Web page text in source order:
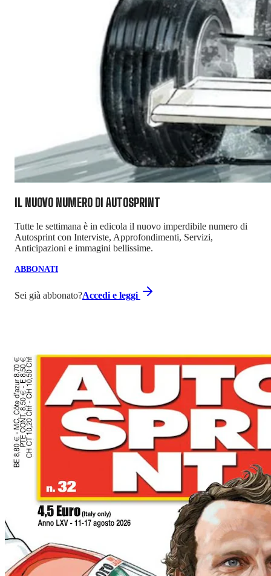
IL NUOVO NUMERO DI AUTOSPRINT
Tutte le settimana è in edicola il nuovo imperdibile numero di
Autosprint con Interviste, Approfondimenti, Servizi,
Anticipazioni e immagini bellissime.
ABBONATI
Sei già abbonato?Accedi e leggi